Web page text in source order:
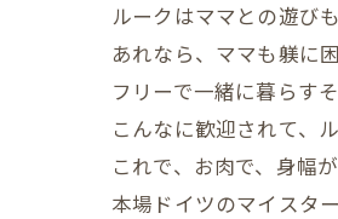
ルークはママとの遊び
あれなら、ママも躾に
フリーで一緒に暮らす
こんなに歓迎されて、
これで、お肉で、身幅
本場ドイツのマイスタ